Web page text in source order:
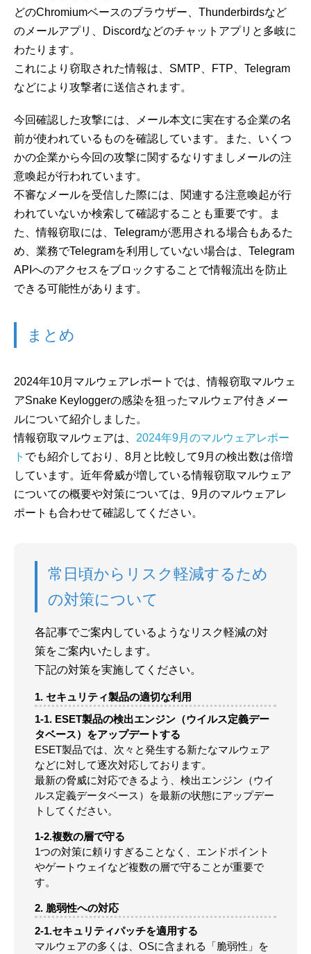
どのChromiumベースのブラウザー、Thunderbirdsなど
のメールアプリ、Discordなどのチャットアプリと多岐に
わたります。
これにより窃取された情報は、SMTP、FTP、Telegram
などにより攻撃者に送信されます。
今回確認した攻撃には、メール本文に実在する企業の名
前が使われているものを確認しています。また、いくつ
かの企業から今回の攻撃に関するなりすましメールの注
意喚起が行われています。
不審なメールを受信した際には、関連する注意喚起が行
われていないか検索して確認することも重要です。ま
た、情報窃取には、Telegramが悪用される場合もあるた
め、業務でTelegramを利用していない場合は、Telegram
APIへのアクセスをブロックすることで情報流出を防止
できる可能性があります。
まとめ
2024年10月マルウェアレポートでは、情報窃取マルウェ
アSnake Keyloggerの感染を狙ったマルウェア付きメー
ルについて紹介しました。
情報窃取マルウェアは、 2024年9月のマルウェアレポー
ト でも紹介しており、8月と比較して9月の検出数は倍増
しています。近年脅威が増している情報窃取マルウェア
についての概要や対策については、9月のマルウェアレ
ポートも合わせて確認してください。
常日頃からリスク軽減するため
の対策について
各記事でご案内しているようなリスク軽減の対
策をご案内いたします。
下記の対策を実施してください。
1. セキュリティ製品の適切な利用
1-1. ESET製品の検出エンジン（ウイルス定義デー
タベース）をアップデートする
ESET製品では、次々と発生する新たなマルウェア
などに対して逐次対応しております。
最新の脅威に対応できるよう、検出エンジン（ウイ
ルス定義データベース）を最新の状態にアップデー
トしてください。
1-2.複数の層で守る
1つの対策に頼りすぎることなく、エンドポイント
やゲートウェイなど複数の層で守ることが重要で
す。
2. 脆弱性への対応
2-1.セキュリティパッチを適用する
マルウェアの多くは、OSに含まれる「脆弱性」を